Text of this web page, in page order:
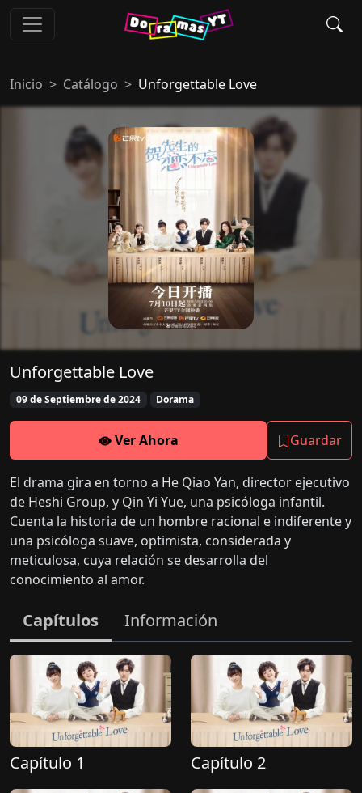
Inicio Catálogo Unforgettable Love
Unforgettable Love
09 de Septiembre de 2024 Dorama
Ver Ahora Guardar
El drama gira en torno a He Qiao Yan, director ejecutivo
de Heshi Group, y Qin Yi Yue, una psicóloga infantil.
Cuenta la historia de un hombre racional e indiferente y
una psicóloga suave, optimista, considerada y
meticulosa, cuya relación se desarrolla del
conocimiento al amor.
Capítulos Información
Capítulo 1 Capítulo 2